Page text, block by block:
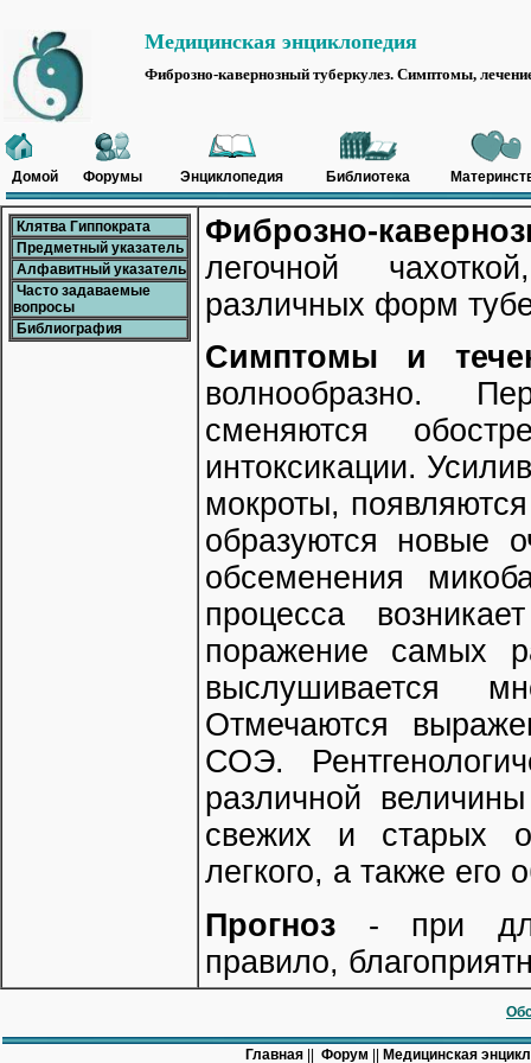
Медицинская энциклопедия
Фиброзно-кавернозный туберкулез. Симптомы,
Домой Форумы Энциклопедия Библиотека
Клятва Гиппократа
Предметный указатель
Алфавитный указатель
Часто задаваемые
вопросы
Библиография
Фиброзно-
легочной
различных форм
Симптомы и
волнообразно.
сменяются
интоксикации.
мокроты,
образуются новые
обсеменения
процесса
поражение самых
выслушивается
Отмечаются
СОЭ.
различной
свежих и старых
легкого, а также его
Прогноз - при
правило,
Главная Форум
Медицинская